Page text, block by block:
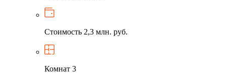
Стоимость 2,3 млн. руб.
Комнат 3